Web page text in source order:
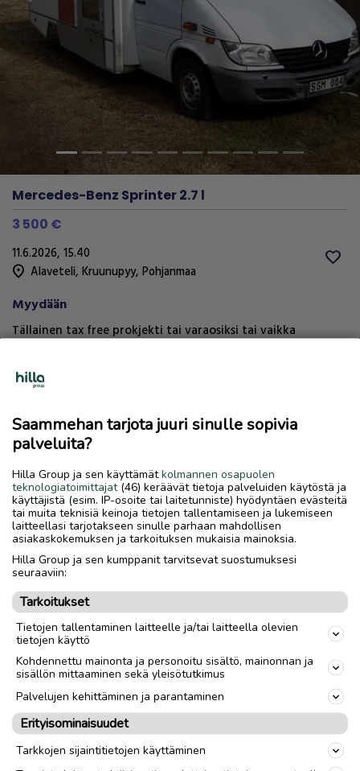
Mercedes-Benz Sprinter 2.7 l
3 500 €
favorite
11.6.2026, 15.40
location_on Alaveteli, Kruunupyy, Pohjanmaa
Myydään
Tällainen tax free prokjekti tai varaosiksi tai vaikka
kesken,ostin valmiin.soittamalla lisätietoa 040 5760021
Merkki
Mercedes-Benz
Malli
Ajoneuvotyyppi
Pakettiauto
Vuosimalli
2002vm
Mittarilukema
242676km
Korimalli
Muu
Käyttövoima
Diesel
Moottorin koko
2.7l
Vaihteisto
Automaatti
Vetotapa
Takaveto
Ovien lukumäärä
3 ovea
Tieliikennekelpoisuus
Ei-tieliikennekelpoinen
Saammehan tarjota juuri sinulle sopivia
palveluita?
Hilla Group ja sen käyttämätkolmannen osapuolen
teknologiatoimittajat(46) keräävät tietoja palveluiden käytöstä ja
käyttäjistä (esim. IP-osoite tai laitetunniste) hyödyntäen evästeitä
tai muita teknisiä keinoja tietojen tallentamiseen ja lukemiseen
laitteellasi tarjotakseen sinulle parhaan mahdollisen
asiakaskokemuksen ja tarkoituksen mukaisia mainoksia.
Hilla Group ja sen kumppanit tarvitsevat suostumuksesi
seuraaviin:
Tarkoitukset
Tietojen tallentaminen laitteelle ja/tai laitteella olevien
tietojen käyttö
Kohdennettu mainonta ja personoitu sisältö, mainonnan ja
sisällön mittaaminen sekä yleisötutkimus
Palvelujen kehittäminen ja parantaminen
Erityisominaisuudet
Tarkkojen sijaintitietojen käyttäminen